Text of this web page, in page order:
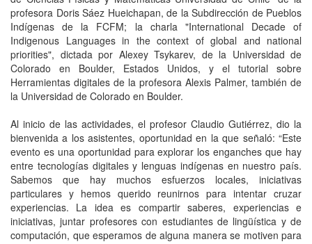
profesora Doris Sáez Hueichapan, de la Subdirección de Pueblos
Indígenas de la FCFM; la charla "International Decade of
Indigenous Languages in the context of global and national
priorities", dictada por Alexey Tsykarev, de la Universidad de
Colorado en Boulder, Estados Unidos, y el tutorial sobre
Herramientas digitales de la profesora Alexis Palmer, también de
la Universidad de Colorado en Boulder.
Al inicio de las actividades, el profesor Claudio Gutiérrez, dio la
bienvenida a los asistentes, oportunidad en la que señaló: “Este
evento es una oportunidad para explorar los enganches que hay
entre tecnologías digitales y lenguas indígenas en nuestro país.
Sabemos que hay muchos esfuerzos locales, iniciativas
particulares y hemos querido reunirnos para intentar cruzar
experiencias. La idea es compartir saberes, experiencias e
iniciativas, juntar profesores con estudiantes de lingüística y de
computación, que esperamos de alguna manera se motiven para